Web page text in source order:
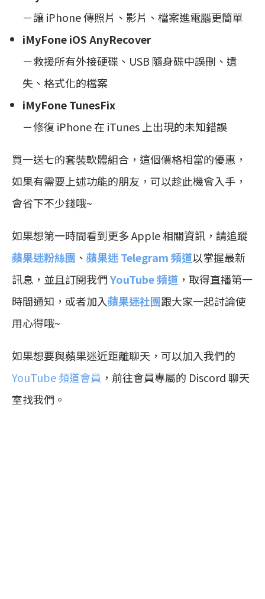
－讓 iPhone 傳照片、影片、檔案進電腦更簡單
iMyFone iOS AnyRecover
－救援所有外接硬碟、USB 隨身碟中誤刪、遺
失、格式化的檔案
iMyFone TunesFix
－修復 iPhone 在 iTunes 上出現的未知錯誤
買一送七的套裝軟體組合，這個價格相當的優惠，
如果有需要上述功能的朋友，可以趁此機會入手，
會省下不少錢哦~
如果想第一時間看到更多 Apple 相關資訊，請追蹤
蘋果迷粉絲團 、 蘋果迷 Telegram 頻道以掌握最新
訊息，並且訂閱我們YouTube 頻道 ，取得直播第一
時間通知，或者加入蘋果迷社團跟大家一起討論使
用心得哦~
如果想要與蘋果迷近距離聊天，可以加入我們的
YouTube 頻道會員 ，前往會員專屬的 Discord 聊天
室找我們。